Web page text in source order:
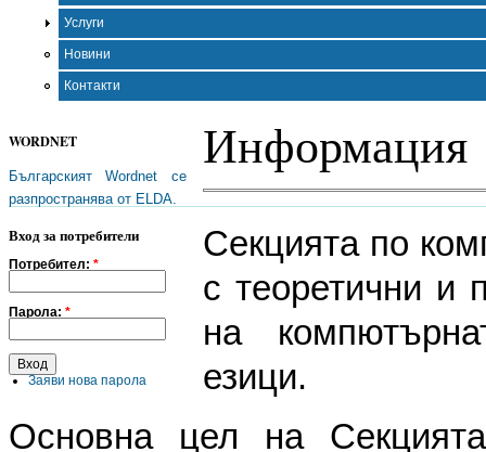
Услуги
Новини
Контакти
WORDNET
Българският Wordnet се
разпространява от ELDA.
Вход за потребители
Потребител: *
Парола: *
Заяви нова парола
Информация
Секцията по
с теоретични и
на
езици.
Основна цел на